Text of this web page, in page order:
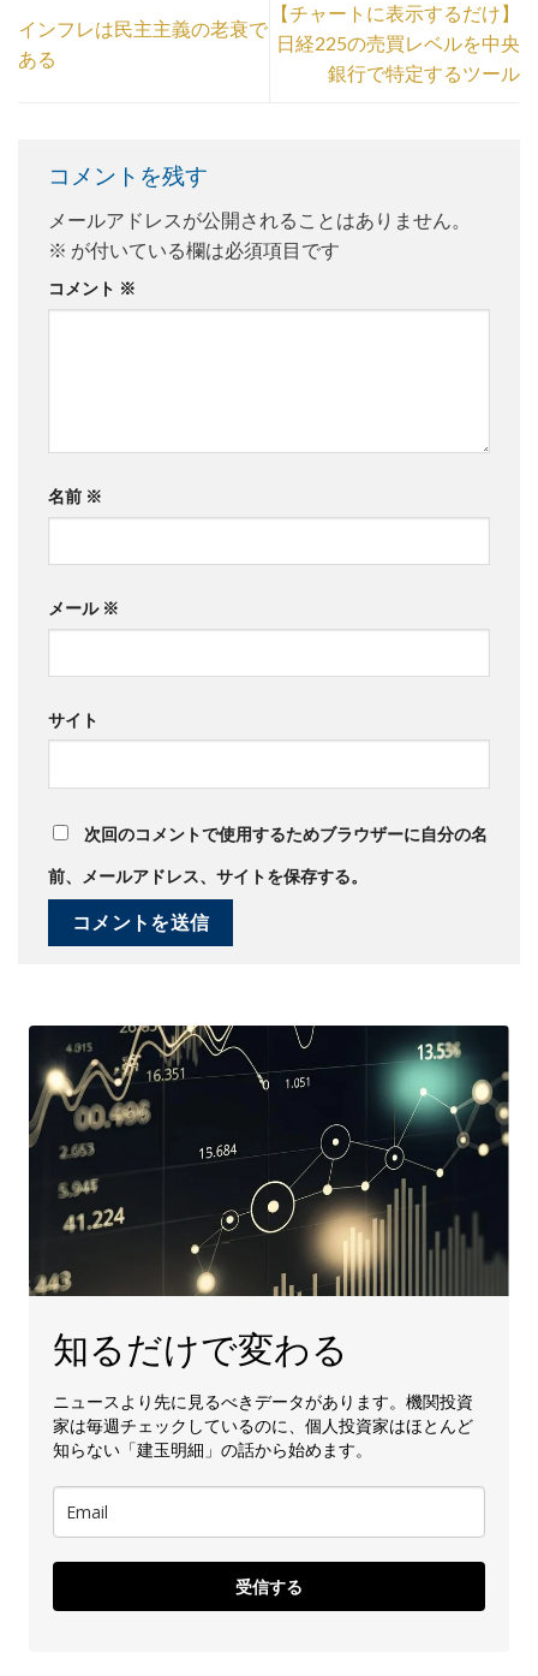
インフレは民主主義の老衰で
ある
【チャートに表示するだけ】
日経225の売買レベルを中央
銀行で特定するツール
コメントを残す
メールアドレスが公開されることはありません。
※ が付いている欄は必須項目です
コメント ※
名前 ※
メール ※
サイト
次回のコメントで使用するためブラウザーに自分の名
前、メールアドレス、サイトを保存する。
知るだけで変わる
ニュースより先に見るべきデータがあります。機関投資
家は毎週チェックしているのに、個人投資家はほとんど
知らない「建玉明細」の話から始めます。
受信する